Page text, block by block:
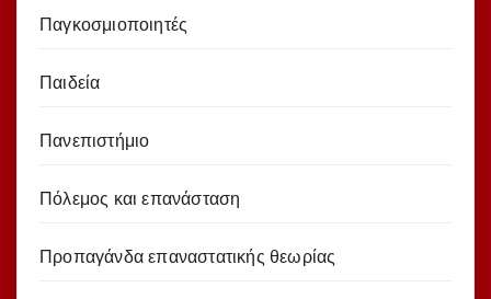
Παγκοσμιοποιητές
Παιδεία
Πανεπιστήμιο
Πόλεμος και επανάσταση
Προπαγάνδα επαναστατικής θεωρίας